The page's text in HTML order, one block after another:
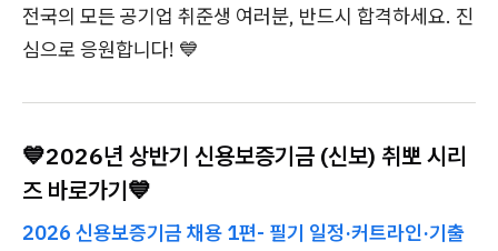
전국의 모든 공기업 취준생 여러분, 반드시 합격하세요. 진
심으로 응원합니다! 💙
💙2026년 상반기 신용보증기금 (신보) 취뽀 시리
즈 바로가기💙
2026 신용보증기금 채용 1편- 필기 일정·커트라인·기출